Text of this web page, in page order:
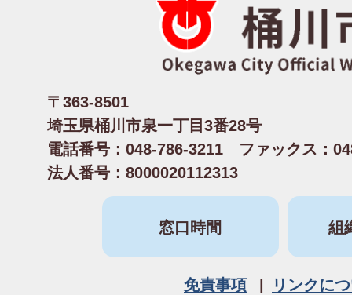
〒363-8501
埼玉県桶川市泉一丁目3番28号
電話番号：048-786-3211 ファックス：
法人番号：8000020112313
窓口時間 組
免責事項
リンクに